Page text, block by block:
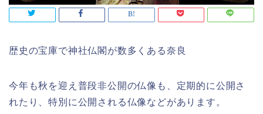
歴史の宝庫で神社仏閣が数多くある奈良
今年も秋を迎え普段非公開の仏像も、定期的に公開さ
れたり、特別に公開される仏像などがあります。